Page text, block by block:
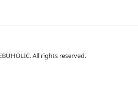
All rights reserved.